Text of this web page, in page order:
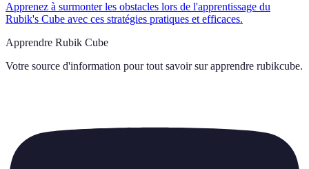
Apprenez à surmonter les obstacles lors de l'apprentissage du
Rubik's Cube avec ces stratégies pratiques et efficaces.
Apprendre Rubik Cube
Votre source d'information pour tout savoir sur apprendre rubikcube.